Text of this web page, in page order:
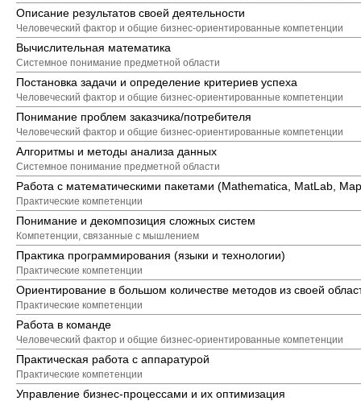
Описание результатов своей деятельности
Человеческий фактор и общие бизнес-ориентированные компетенции
Вычислительная математика
Системное понимание предметной области
Постановка задачи и определение критериев успеха
Человеческий фактор и общие бизнес-ориентированные компетенции
Понимание проблем заказчика/потребителя
Человеческий фактор и общие бизнес-ориентированные компетенции
Алгоритмы и методы анализа данных
Системное понимание предметной области
Работа с математическими пакетами (Mathematica, MatLab,
Практические компетенции
Понимание и декомпозиция сложных систем
Компетенции, связанные с мышлением
Практика программирования (языки и технологии)
Практические компетенции
Ориентирование в большом количестве методов из своей
Практические компетенции
Работа в команде
Человеческий фактор и общие бизнес-ориентированные компетенции
Практическая работа с аппаратурой
Практические компетенции
Управление бизнес-процессами и их оптимизация